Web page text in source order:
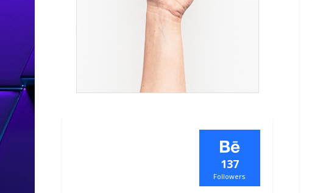
137
Followers